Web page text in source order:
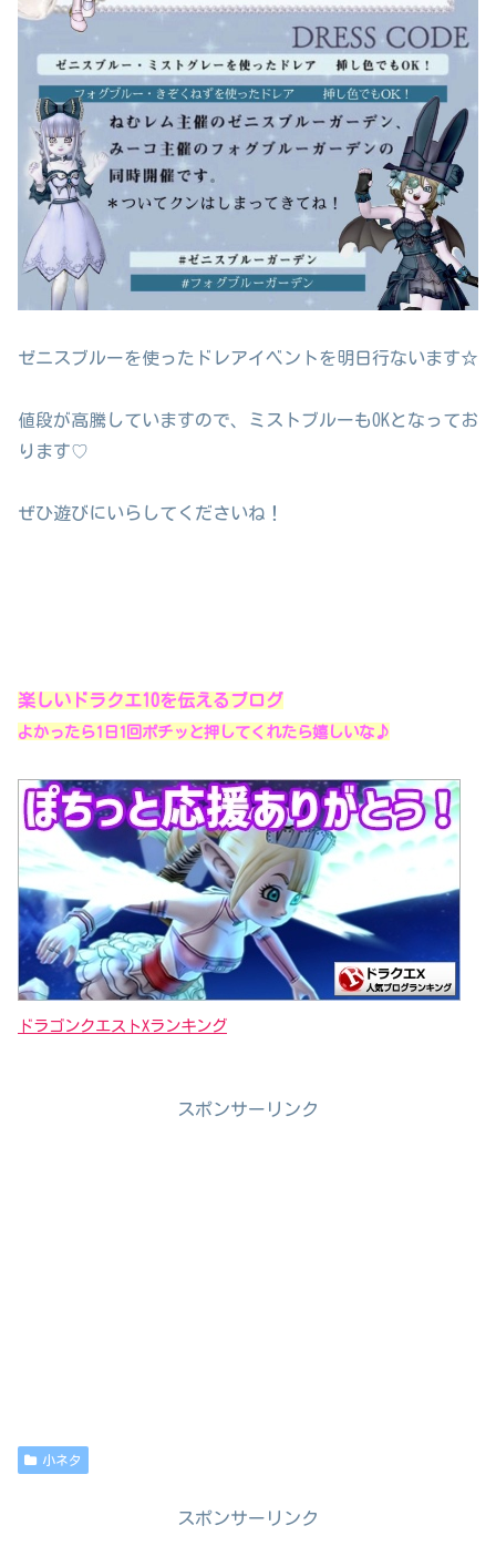
ゼニスブルーを使ったドレアイベントを明日行ないます☆
値段が高騰していますので、ミストブルーもOKとなってお
ります♡
ぜひ遊びにいらしてくださいね！
楽しいドラクエ10を伝えるブログ
よかったら1日1回ポチッと押してくれたら嬉しいな♪
ドラゴンクエストXランキング
スポンサーリンク
小ネタ
スポンサーリンク